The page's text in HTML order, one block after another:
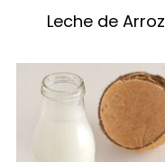
Leche de Arroz